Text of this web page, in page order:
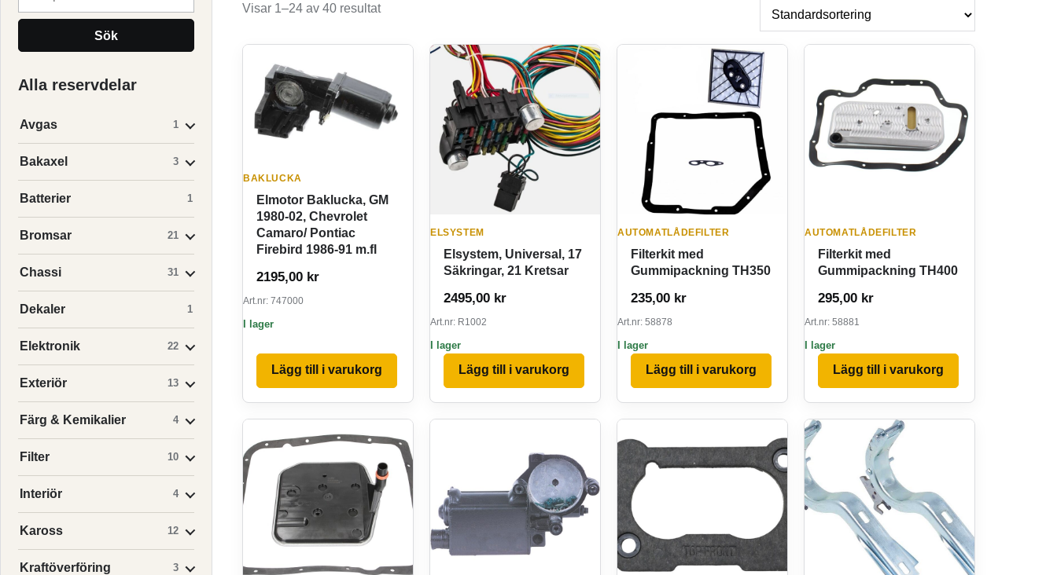
Sök
Alla reservdelar
Avgas 1
Bakaxel 3
Batterier 1
Bromsar 21
Chassi 31
Dekaler 1
Elektronik 22
Exteriör 13
Färg & Kemikalier 4
Filter 10
Interiör 4
Kaross 12
Kraftöverföring 3
Visar 1–24 av 40 resultat
BAKLUCKA
Elmotor Baklucka, GM
1980-02, Chevrolet
Camaro/ Pontiac
Firebird 1986-91 m.fl
2195,00 kr
Art.nr: 747000
I lager
Lägg till i varukorg
ELSYSTEM
Elsystem, Universal, 17
Säkringar, 21 Kretsar
2495,00 kr
Art.nr: R1002
I lager
Lägg till i varukorg
AUTOMATLÅDEFILTER
Filterkit med
Gummipackning TH350
235,00 kr
Art.nr: 58878
I lager
Lägg till i varukorg
AUTOMATLÅDEFILTER
Filterkit med
Gummipackning TH400
295,00 kr
Art.nr: 58881
I lager
Lägg till i varukorg